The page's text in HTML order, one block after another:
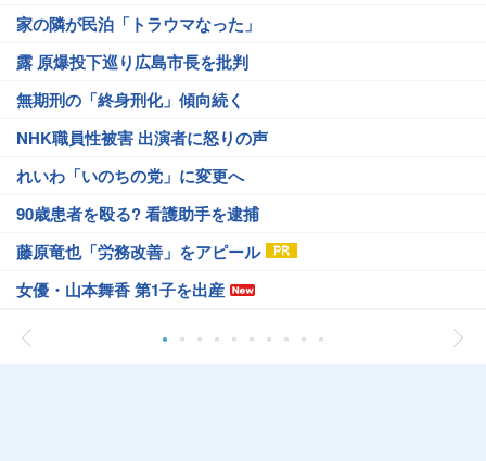
家の隣が民泊「トラウマなった」
露 原爆投下巡り広島市長を批判
無期刑の「終身刑化」傾向続く
NHK職員性被害 出演者に怒りの声
れいわ「いのちの党」に変更へ
90歳患者を殴る? 看護助手を逮捕
藤原竜也「労務改善」をアピール
女優・山本舞香 第1子を出産